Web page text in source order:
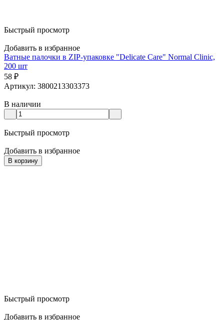
Быстрый просмотр
Добавить в избранное
Ватные палочки в ZIP-упаковке "Delicate Care" Normal Clinic,
200 шт
58 ₽
Артикул: 3800213303373
В наличии
Быстрый просмотр
Добавить в избранное
В корзину
Быстрый просмотр
Добавить в избранное